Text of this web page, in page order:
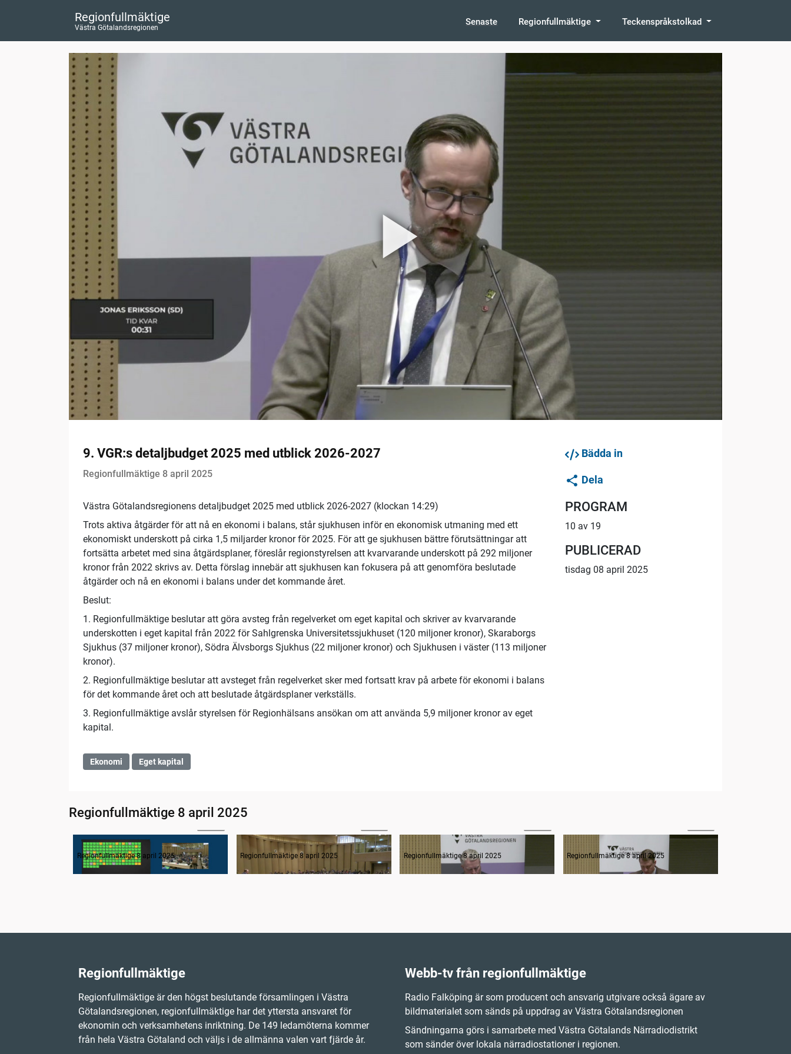
Regionfullmäktige
Västra Götalandsregionen
Senaste Regionfullmäktige Teckenspråkstolkad
9. VGR:s detaljbudget 2025 med utblick 2026-2027
Regionfullmäktige 8 april 2025
Västra Götalandsregionens detaljbudget 2025 med utblick 2026-2027 (klockan 14:29)
Trots aktiva åtgärder för att nå en ekonomi i balans, står sjukhusen inför en ekonomisk utmaning med ett
ekonomiskt underskott på cirka 1,5 miljarder kronor för 2025. För att ge sjukhusen bättre förutsättningar att
fortsätta arbetet med sina åtgärdsplaner, föreslår regionstyrelsen att kvarvarande underskott på 292 miljoner
kronor från 2022 skrivs av. Detta förslag innebär att sjukhusen kan fokusera på att genomföra beslutade
åtgärder och nå en ekonomi i balans under det kommande året.
Beslut:
1. Regionfullmäktige beslutar att göra avsteg från regelverket om eget kapital och skriver av kvarvarande
underskotten i eget kapital från 2022 för Sahlgrenska Universitetssjukhuset (120 miljoner kronor), Skaraborgs
Sjukhus (37 miljoner kronor), Södra Älvsborgs Sjukhus (22 miljoner kronor) och Sjukhusen i väster (113 miljoner
kronor).
2. Regionfullmäktige beslutar att avsteget från regelverket sker med fortsatt krav på arbete för ekonomi i balans
för det kommande året och att beslutade åtgärdsplaner verkställs.
3. Regionfullmäktige avslår styrelsen för Regionhälsans ansökan om att använda 5,9 miljoner kronor av eget
kapital.
Ekonomi Eget kapital
Bädda in
Dela
PROGRAM
10 av 19
PUBLICERAD
tisdag 08 april 2025
Regionfullmäktige 8 april 2025
1. Inledning
Regionfullmäktige 8 april 2025
2. Frågestund
Regionfullmäktige 8 april 2025 Regionfullmäktige 8 april 2025 Regionfullmäktige 8 april 2025
Regionfullmäktige
Regionfullmäktige är den högst beslutande församlingen i Västra
Götalandsregionen, regionfullmäktige har det yttersta ansvaret för
ekonomin och verksamhetens inriktning. De 149 ledamöterna kommer
från hela Västra Götaland och väljs i de allmänna valen vart fjärde år.
Webb-tv från regionfullmäktige
Radio Falköping är som producent och ansvarig utgivare också ägare av
bildmaterialet som sänds på uppdrag av Västra Götalandsregionen
Sändningarna görs i samarbete med Västra Götalands Närradiodistrikt
som sänder över lokala närradiostationer i regionen.